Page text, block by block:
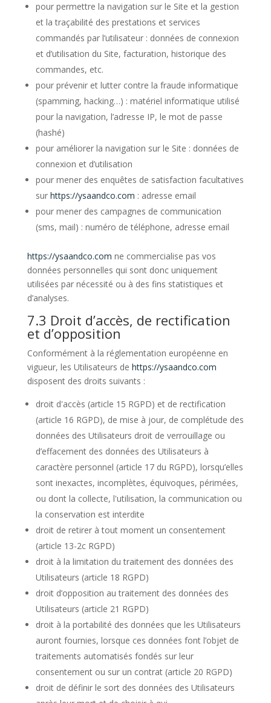
pour permettre la navigation sur le Site et la gestion
et la traçabilité des prestations et services
commandés par l’utilisateur : données de connexion
et d’utilisation du Site, facturation, historique des
commandes, etc.
pour prévenir et lutter contre la fraude informatique
(spamming, hacking…) : matériel informatique utilisé
pour la navigation, l’adresse IP, le mot de passe
(hashé)
pour améliorer la navigation sur le Site : données de
connexion et d’utilisation
pour mener des enquêtes de satisfaction facultatives
sur https://ysaandco.com : adresse email
pour mener des campagnes de communication
(sms, mail) : numéro de téléphone, adresse email
https://ysaandco.com ne commercialise pas vos
données personnelles qui sont donc uniquement
utilisées par nécessité ou à des fins statistiques et
d’analyses.
7.3 Droit d’accès, de rectification
et d’opposition
Conformément à la réglementation européenne en
vigueur, les Utilisateurs de https://ysaandco.com
disposent des droits suivants :
droit d'accès (article 15 RGPD) et de rectification
(article 16 RGPD), de mise à jour, de complétude des
données des Utilisateurs droit de verrouillage ou
d’effacement des données des Utilisateurs à
caractère personnel (article 17 du RGPD), lorsqu’elles
sont inexactes, incomplètes, équivoques, périmées,
ou dont la collecte, l'utilisation, la communication ou
la conservation est interdite
droit de retirer à tout moment un consentement
(article 13-2c RGPD)
droit à la limitation du traitement des données des
Utilisateurs (article 18 RGPD)
droit d’opposition au traitement des données des
Utilisateurs (article 21 RGPD)
droit à la portabilité des données que les Utilisateurs
auront fournies, lorsque ces données font l’objet de
traitements automatisés fondés sur leur
consentement ou sur un contrat (article 20 RGPD)
droit de définir le sort des données des Utilisateurs